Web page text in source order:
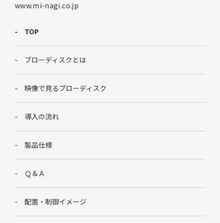
www.mi-nagi.co.jp
TOP
ブローディスクとは
映像で見るブローディスク
導入の流れ
製品仕様
Ｑ＆Ａ
配置・制御イメージ